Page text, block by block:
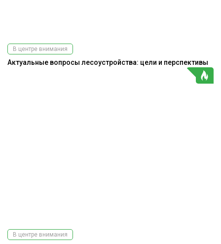
В центре внимания
Актуальные вопросы лесоустройства: цели и перспективы
В центре внимания